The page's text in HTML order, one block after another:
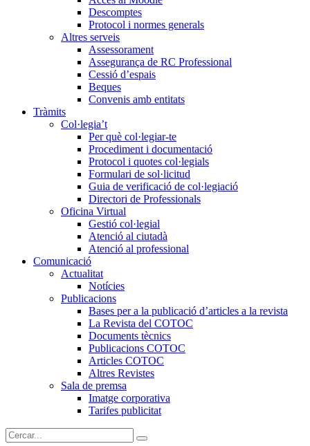
Descomptes
Protocol i normes generals
Altres serveis
Assessorament
Assegurança de RC Professional
Cessió d’espais
Beques
Convenis amb entitats
Tràmits
Col·legia’t
Per què col·legiar-te
Procediment i documentació
Protocol i quotes col·legials
Formulari de sol·licitud
Guia de verificació de col·legiació
Directori de Professionals
Oficina Virtual
Gestió col·legial
Atenció al ciutadà
Atenció al professional
Comunicació
Actualitat
Notícies
Publicacions
Bases per a la publicació d’articles a la revista
La Revista del COTOC
Documents tècnics
Publicacions COTOC
Articles COTOC
Altres Revistes
Sala de premsa
Imatge corporativa
Tarifes publicitat
Cercar: